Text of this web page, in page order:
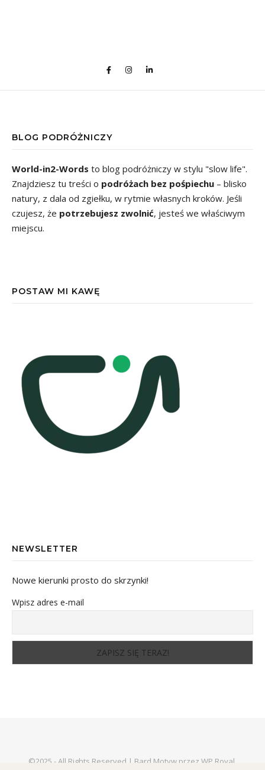
BLOG PODRÓŻNICZY
World-in2-Words to blog podróżniczy w stylu "slow life".
Znajdziesz tu treści o podróżach bez pośpiechu – blisko
natury, z dala od zgiełku, w rytmie własnych kroków. Jeśli
czujesz, że potrzebujesz zwolnić, jesteś we właściwym
miejscu.
POSTAW MI KAWĘ
NEWSLETTER
Nowe kierunki prosto do skrzynki!
Wpisz adres e-mail
©2025 - All Rights Reserved.| Bard Motyw przez WP Royal